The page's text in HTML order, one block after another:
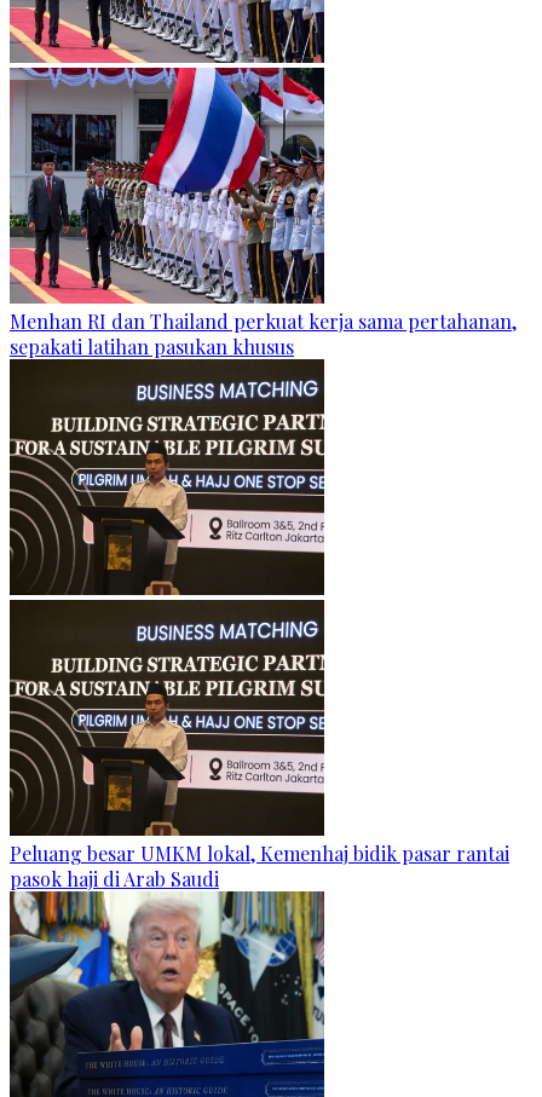
Menhan RI dan Thailand perkuat kerja sama pertahanan,
sepakati latihan pasukan khusus
Peluang besar UMKM lokal, Kemenhaj bidik pasar rantai
pasok haji di Arab Saudi